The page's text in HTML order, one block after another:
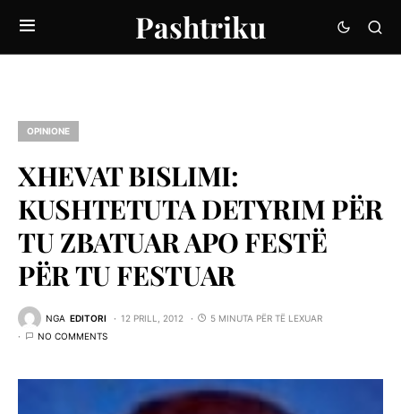
Pashtriku
OPINIONE
XHEVAT BISLIMI:
KUSHTETUTA DETYRIM PËR
TU ZBATUAR APO FESTË
PËR TU FESTUAR
NGA EDITORI 12 PRILL, 2012
5 MINUTA PËR TË LEXUAR
NO COMMENTS